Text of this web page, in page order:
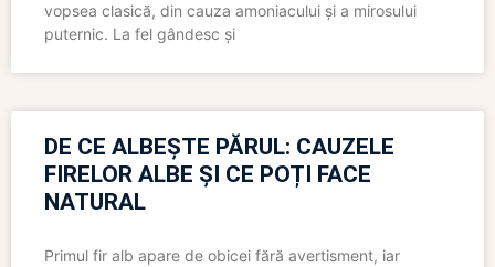
vopsea clasică, din cauza amoniacului și a mirosului
puternic. La fel gândesc și
DE CE ALBEȘTE PĂRUL: CAUZELE
FIRELOR ALBE ȘI CE POȚI FACE
NATURAL
Primul fir alb apare de obicei fără avertisment, iar